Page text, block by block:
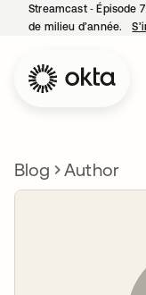
Streamcast ‑ Épisode
de milieu d’année.
Blog Author